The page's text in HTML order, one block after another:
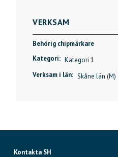
VERKSAM
Behörig chipmärkare
Kategori: Kategori 1
Verksam i län: Skåne län (M)
Kontakta SH